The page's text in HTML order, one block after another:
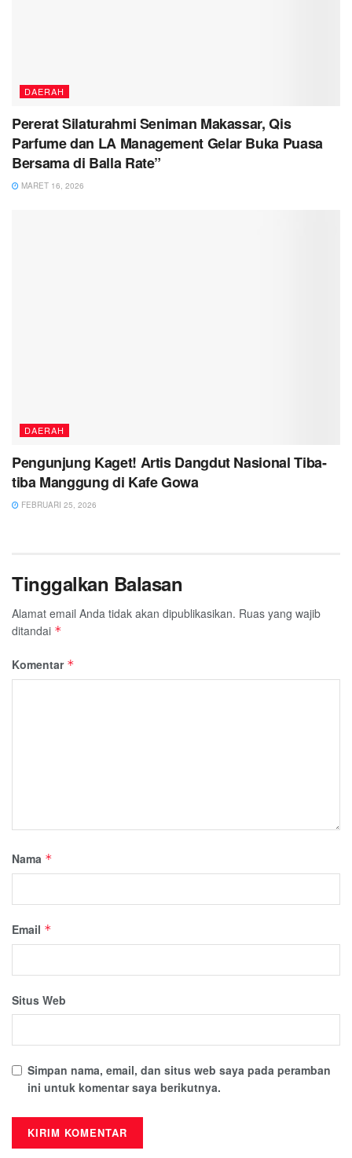
DAERAH
Pererat Silaturahmi Seniman Makassar, Qis
Parfume dan LA Management Gelar Buka Puasa
Bersama di Balla Rate”
MARET 16, 2026
DAERAH
Pengunjung Kaget! Artis Dangdut Nasional Tiba-
tiba Manggung di Kafe Gowa
FEBRUARI 25, 2026
Tinggalkan Balasan
Alamat email Anda tidak akan dipublikasikan. Ruas yang wajib
ditandai *
Komentar *
Nama *
Email *
Situs Web
Simpan nama, email, dan situs web saya pada peramban
ini untuk komentar saya berikutnya.